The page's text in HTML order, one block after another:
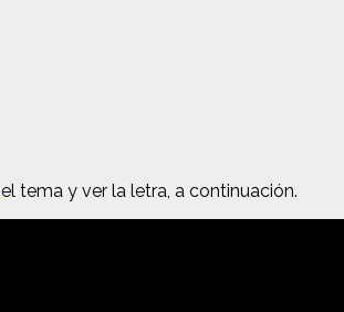
el tema y ver la letra, a continuación.